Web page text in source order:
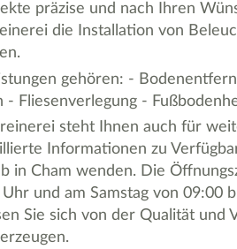
präzise und nach Ihren
die Installation von
gehören: -
- Fliesenverlegung -
steht Ihnen auch für
Informationen zu
in Cham wenden. Die
und am Samstag von 09:00
Sie sich von der Qualität und